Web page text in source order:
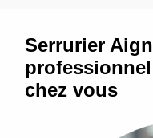
Serrurier
chez vous